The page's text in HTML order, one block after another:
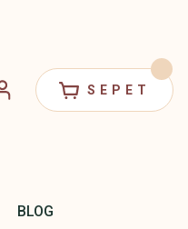
SEPET
BLOG